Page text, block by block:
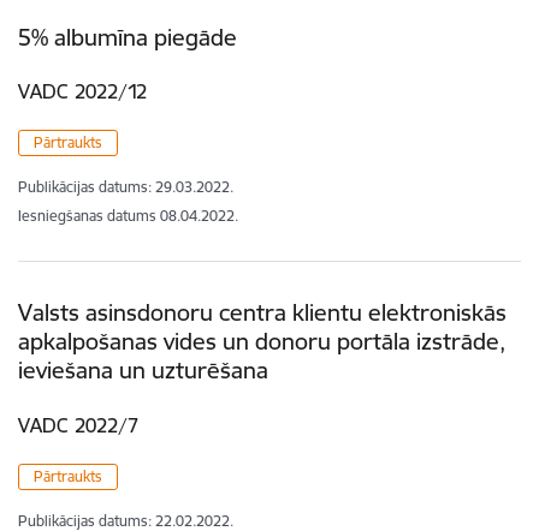
5% albumīna piegāde
VADC 2022/12
Pārtraukts
Publikācijas datums: 29.03.2022.
Iesniegšanas datums 08.04.2022.
Valsts asinsdonoru centra klientu elektroniskās
apkalpošanas vides un donoru portāla izstrāde,
ieviešana un uzturēšana
VADC 2022/7
Pārtraukts
Publikācijas datums: 22.02.2022.